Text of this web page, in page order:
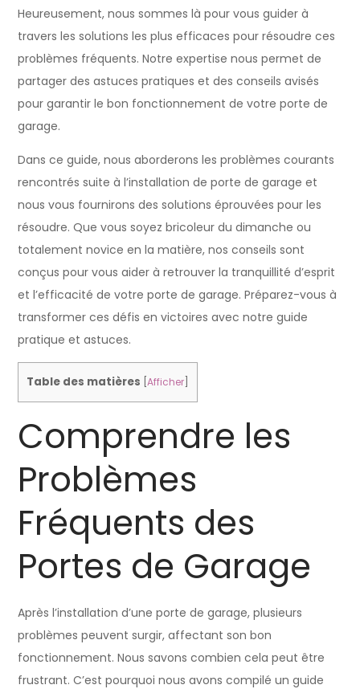
Heureusement, nous sommes là pour vous guider à
travers les solutions les plus efficaces pour résoudre ces
problèmes fréquents. Notre expertise nous permet de
partager des astuces pratiques et des conseils avisés
pour garantir le bon fonctionnement de votre porte de
garage.
Dans ce guide, nous aborderons les problèmes courants
rencontrés suite à l’installation de porte de garage et
nous vous fournirons des solutions éprouvées pour les
résoudre. Que vous soyez bricoleur du dimanche ou
totalement novice en la matière, nos conseils sont
conçus pour vous aider à retrouver la tranquillité d’esprit
et l’efficacité de votre porte de garage. Préparez-vous à
transformer ces défis en victoires avec notre guide
pratique et astuces.
Table des matières [Afficher
Comprendre les
Problèmes
Fréquents des
Portes de Garage
Après l’installation d’une porte de garage, plusieurs
problèmes peuvent surgir, affectant son bon
fonctionnement. Nous savons combien cela peut être
frustrant. C’est pourquoi nous avons compilé un guide